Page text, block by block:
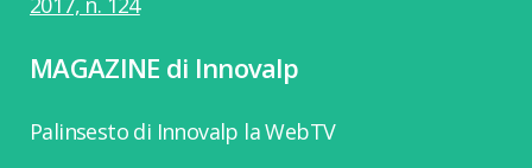
MAGAZINE di Innovalp
Palinsesto di Innovalp la WebTV